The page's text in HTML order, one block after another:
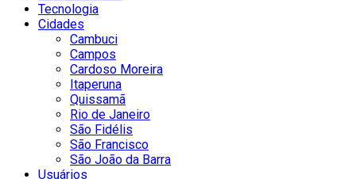
Tecnologia
Cidades
Cambuci
Campos
Cardoso Moreira
Itaperuna
Quissamã
Rio de Janeiro
São Fidélis
São Francisco
São João da Barra
Usuários